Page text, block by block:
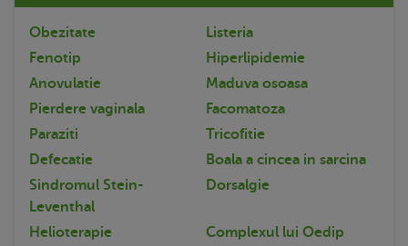
Obezitate
Listeria
Fenotip
Hiperlipidemie
Anovulatie
Maduva osoasa
Pierdere vaginala
Facomatoza
Paraziti
Tricofitie
Defecatie
Boala a cincea in sarcina
Sindromul Stein-
Leventhal
Dorsalgie
Helioterapie
Complexul lui Oedip